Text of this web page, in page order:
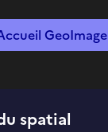
GeoImage
spatial